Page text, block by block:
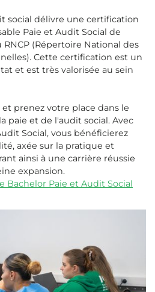
social délivre une certification
Paie et Audit Social de
(Répertoire National des
Cette certification est un
et est très valorisée au sein
et prenez votre place dans le
paie et de l'audit social. Avec
Social, vous bénéficierez
axée sur la pratique et
ainsi à une carrière réussie
expansion.
Bachelor Paie et Audit Social